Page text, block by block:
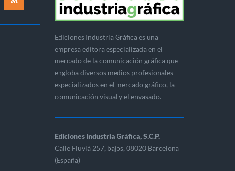
Ediciones Industria Gráfica es una
empresa editora especializada en el
mercado de la comunicación gráfica que
engloba diversos medios profesionales
especializados en el mercado gráfico, la
comunicación visual y el envasado.
Ediciones Industria Gráfica, S.C.P.
Calle Fluvià 257, bajos, 08020 Barcelona
(España)